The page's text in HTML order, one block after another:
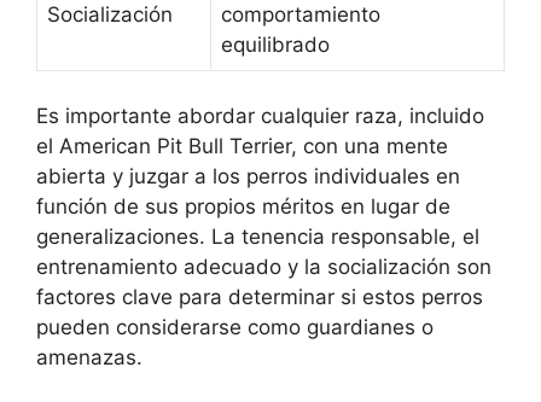
Socialización
comportamiento
equilibrado
Es importante abordar cualquier raza, incluido
el American Pit Bull Terrier, con una mente
abierta y juzgar a los perros individuales en
función de sus propios méritos en lugar de
generalizaciones. La tenencia responsable, el
entrenamiento adecuado y la socialización son
factores clave para determinar si estos perros
pueden considerarse como guardianes o
amenazas.